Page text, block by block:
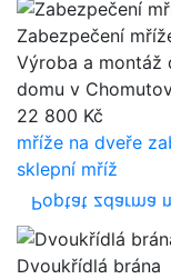
Zabezpečení
Výroba a montáž
domu v
22 800 Kč
mříže na dveře
sklepní mříž
Poptat zdarma
Dvoukřídlá brána